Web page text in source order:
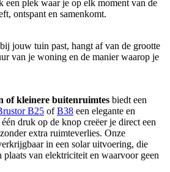
een plek waar je op elk moment van de
ontspant en samenkomt.
jouw tuin past, hangt af van de grootte
van je woning en de manier waarop je
of kleinere buitenruimtes biedt een
B25 ofB38 een elegante en
druk op de knop creëer je direct een
extra ruimteverlies. Onze
in een solar uitvoering, die
van elektriciteit en waarvoor geen